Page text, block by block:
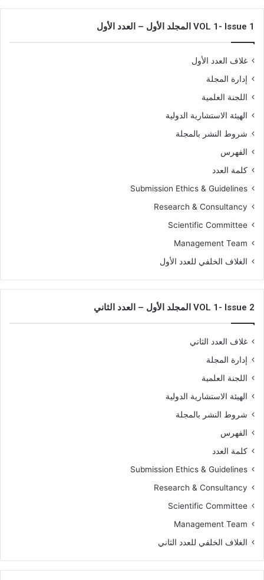
VOL 1- Issue 1 المجلد الأول – العدد الأول
غلاف العدد الأول
إدارة المجلة
اللجنة العلمية
الهيئة الاستشارية الدولية
شروط النشر بالمجلة
الفهرس
كلمة العدد
Submission Ethics & Guidelines
Research & Consultancy
Scientific Committee
Management Team
الغلاف الخلفي للعدد الأول
VOL 1- Issue 2 المجلد الأول – العدد الثاني
غلاف العدد الثاني
إدارة المجلة
اللجنة العلمية
الهيئة الاستشارية الدولية
شروط النشر بالمجلة
الفهرس
كلمة العدد
Submission Ethics & Guidelines
Research & Consultancy
Scientific Committee
Management Team
الغلاف الخلفي للعدد الثاني